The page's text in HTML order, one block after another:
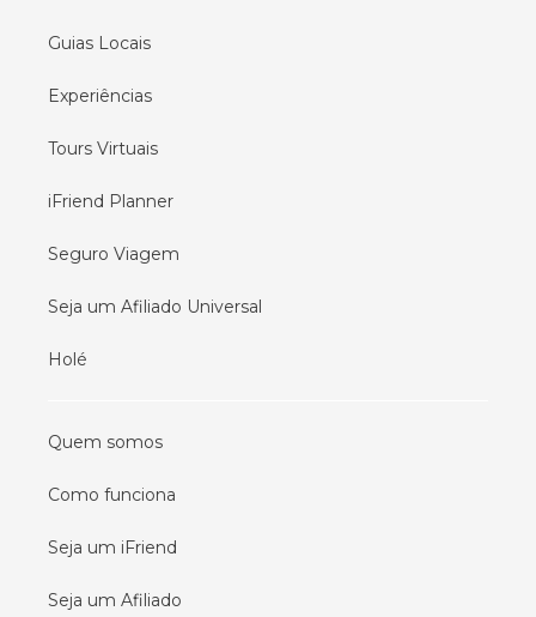
Guias Locais
Experiências
Tours Virtuais
iFriend Planner
Seguro Viagem
Seja um Afiliado Universal
Holé
Quem somos
Como funciona
Seja um iFriend
Seja um Afiliado